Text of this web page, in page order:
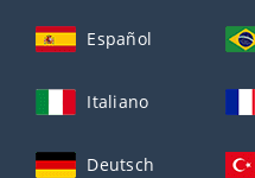
Español
Italiano
Deutsch